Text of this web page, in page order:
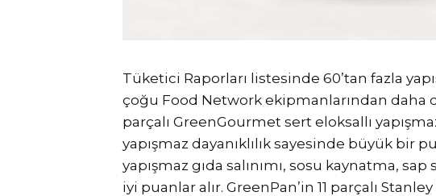
Tüketici Raporları listesinde 60’tan fazla
çoğu Food Network ekipmanlarından daha
parçalı GreenGourmet sert eloksallı
yapışmaz dayanıklılık sayesinde büyük bir
yapışmaz gıda salınımı, sosu kaynatma, sap
iyi puanlar alır. GreenPan’in 11 parçalı